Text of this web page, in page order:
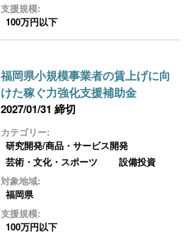
支援規模:
100万円以下
福岡県小規模事業者の賃上げに向
けた稼ぐ力強化支援補助金
2027/01/31 締切
カテゴリー:
研究開発/商品・サービス開発
芸術・文化・スポーツ
設備投資
対象地域:
福岡県
支援規模:
100万円以下